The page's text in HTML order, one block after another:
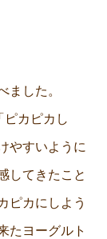
ました。
ピカピカし
やすいように
してきたこと
ピカにしよう
たヨーグルト